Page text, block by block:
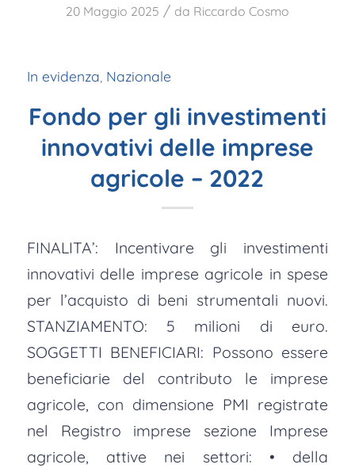
20 Maggio 2025 / da Riccardo Cosmo
In evidenza Nazionale
Fondo per gli investimenti
innovativi delle imprese
agricole – 2022
FINALITA’: Incentivare gli investimenti
innovativi delle imprese agricole in spese
per l’acquisto di beni strumentali nuovi.
STANZIAMENTO: 5 milioni di euro.
SOGGETTI BENEFICIARI: Possono essere
beneficiarie del contributo le imprese
agricole, con dimensione PMI registrate
nel Registro imprese sezione Imprese
agricole, attive nei settori: • della